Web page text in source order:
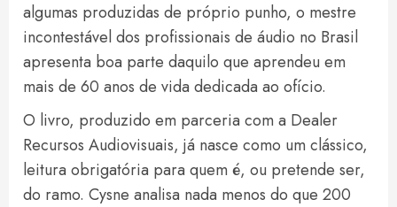
algumas produzidas de próprio punho, o mestre
incontestável dos profissionais de áudio no Brasil
apresenta boa parte daquilo que aprendeu em
mais de 60 anos de vida dedicada ao ofício.
O livro, produzido em parceria com a Dealer
Recursos Audiovisuais, já nasce como um clássico,
leitura obrigatória para quem é, ou pretende ser,
do ramo. Cysne analisa nada menos do que 200